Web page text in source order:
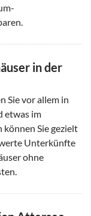
in der
Sie vor allem in
etwas im
Sie gezielt
Unterkünfte
ohne